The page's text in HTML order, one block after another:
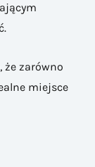
że zarówno
miejsce